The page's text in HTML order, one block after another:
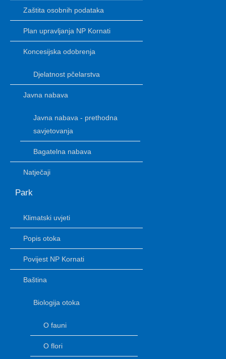
Zaštita osobnih podataka
Plan upravljanja NP Kornati
Koncesijska odobrenja
Djelatnost pčelarstva
Javna nabava
Javna nabava - prethodna
savjetovanja
Bagatelna nabava
Natječaji
Park
Klimatski uvjeti
Popis otoka
Povijest NP Kornati
Baština
Biologija otoka
O fauni
O flori